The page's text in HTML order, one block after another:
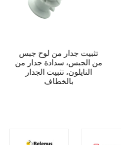
تثبيت جدار من لوح جبس
من الجبس، سدادة جدار من
النايلون، تثبيت الجدار
بالخطاف